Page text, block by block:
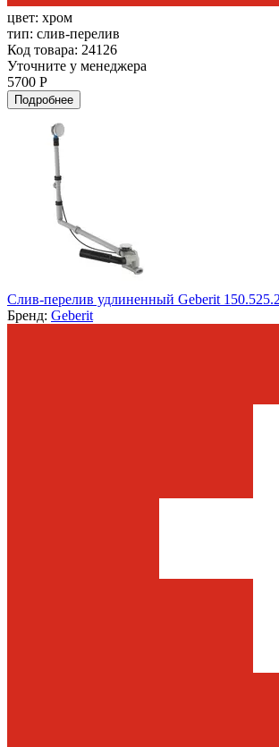
цвет: хром
тип: слив-перелив
Код товара: 24126
Уточните у менеджера
5700 Р
Подробнее
Слив-перелив удлиненный Geberit
Бренд: Geberit